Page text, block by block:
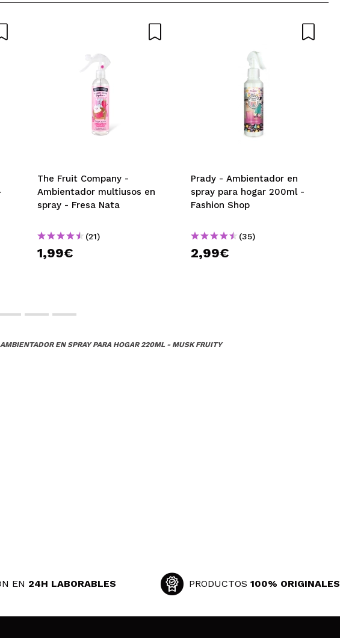
The Fruit Company -
Ambientador multiusos en
spray - Fresa Nata
(21)
1,99€
Prady - Ambientador en
spray para hogar 200ml -
Fashion Shop
(35)
2,99€
EN SPRAY PARA HOGAR 220ML - MUSK FRUITY
EN 24H LABORABLES PRODUCTOS 100% ORIGINALES